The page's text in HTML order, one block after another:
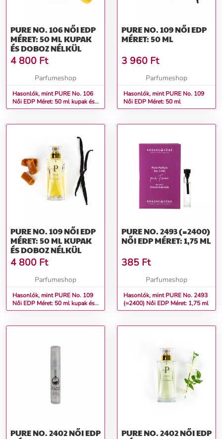
PURE NO. 106 NŐI EDP
MÉRET: 50 ML KUPAK
ÉS DOBOZ NÉLKÜL
4 800 Ft
Parfumeshop
Hasonlók, mint PURE No. 106
Női EDP Méret: 50 ml kupak és
doboz nélkül
PURE NO. 109 NŐI EDP
MÉRET: 50 ML
3 960 Ft
Parfumeshop
Hasonlók, mint PURE No. 109
Női EDP Méret: 50 ml
PURE NO. 109 NŐI EDP
MÉRET: 50 ML KUPAK
ÉS DOBOZ NÉLKÜL
4 800 Ft
Parfumeshop
Hasonlók, mint PURE No. 109
Női EDP Méret: 50 ml kupak és
doboz nélkül
PURE NO. 2493 (=2400)
NŐI EDP MÉRET: 1,75 ML
385 Ft
Parfumeshop
Hasonlók, mint PURE No. 2493
(=2400) Női EDP Méret: 1,75 ml
PURE NO. 2402 NŐI EDP
PURE NO. 2402 NŐI EDP